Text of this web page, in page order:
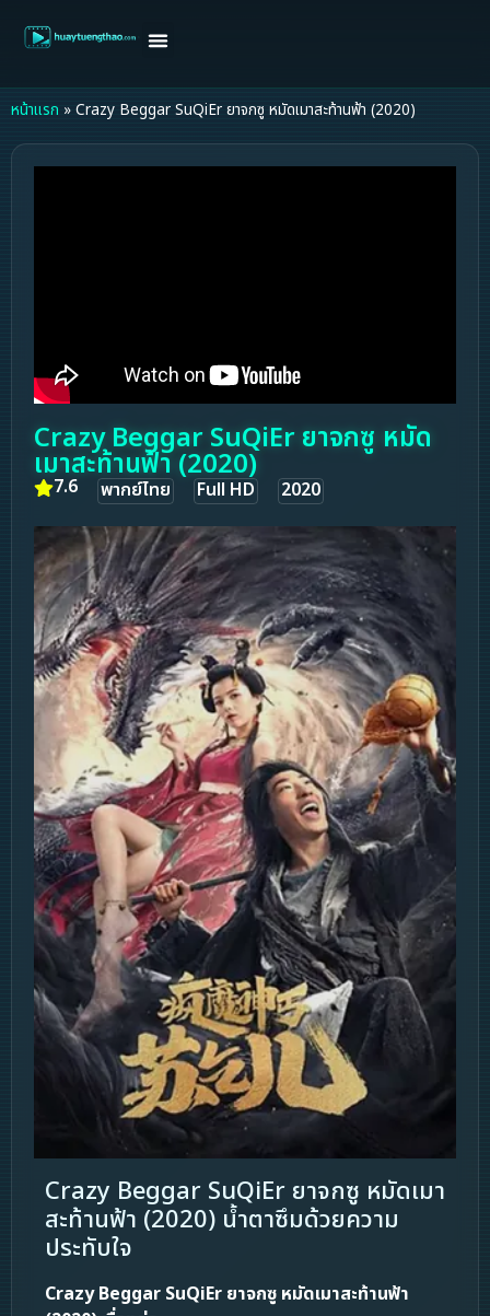
หน้าแรก » Crazy Beggar SuQiEr ยาจกซู หมัดเมาสะท้านฟ้า (2020)
Crazy Beggar SuQiEr ยาจกซู หมัด
เมาสะท้านฟ้า (2020)
7.6 พากย์ไทย Full HD 2020
Crazy Beggar SuQiEr ยาจกซู หมัดเมา
สะท้านฟ้า (2020) น้ำตาซึมด้วยความ
ประทับใจ
Crazy Beggar SuQiEr ยาจกซู หมัดเมาสะท้านฟ้า